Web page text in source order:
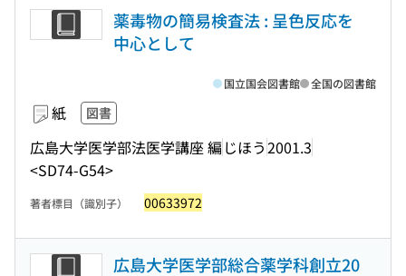
薬毒物の簡易検査法 : 呈色反応を
中心として
紙 図書
広島大学医学部法医学講座 編 じほう2001.3
<SD74-G54>
国立国会図書館 全国の図書館
著者標目（識別子） 00633972
広島大学医学部総合薬学科創立20